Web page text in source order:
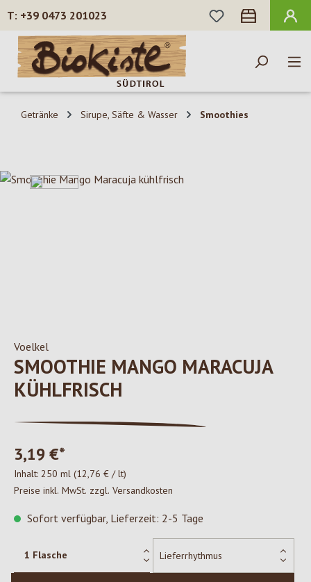
Zum Hauptinhalt springen
+39 0473 201023
DU HAST 0
Getränke Sirupe, Säfte & Wasser Smoothies
Bildergalerie überspringen
Voelkel
SMOOTHIE MANGO MARACUJA
KÜHLFRISCH
3,19 €*
Inhalt: 250 ml (12,76 € / lt)
Preise inkl. MwSt. zzgl. Versandkosten
Sofort verfügbar, Lieferzeit: 2-5 Tage